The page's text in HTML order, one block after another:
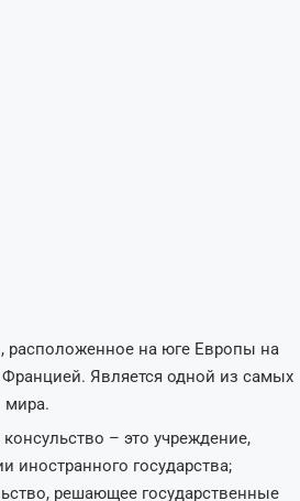
расположенное на юге Европы на
Францией. Является одной из самых
мира.
– это учреждение,
иностранного государства;
решающее государственные